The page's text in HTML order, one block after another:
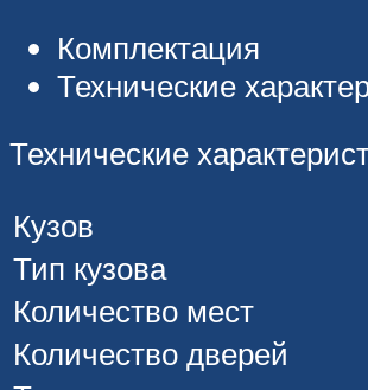
Комплектация
Технические
Технические
Кузов
Тип кузова
Количество мест
Количество дверей